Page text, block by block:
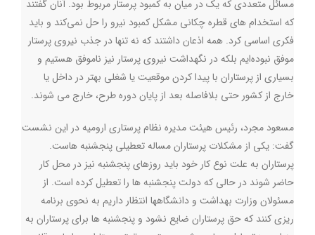
مسائل متعددی که یک در میان به کمبود پرستار مربوط بود. آنان گفتند
که استخدام های قطره چکانی مشکل کمبود نیرو را حل نمی‌کند و باید
فکری اساسی کرد. همه اذعان داشتند که نه تنها در جذب نیروی پرستار
موفق نبوده‌ایم بلکه در نگهداشت نیروی پرستار نیز ناموفق هستیم و
بسیاری از پرستاران با پیدا کردن موقعیت یا شغلی بهتر در داخل یا
خارج از کشور حتی بلافاصله بعد از پایان دوره طرح، خارج می شوند.
مسعود مجرد، رئیس هیئت مدیره نظام پرستاری ارومیه در این نشست
گفت: یکی از مشکلات پرستاران مساله تعطیلی پنجشنبه هاست.
پرستاران به علت نوع کار خود باید روزهای پنجشنبه نیز در محل کار
حاضر شوند در حالی که دولت پنجشنبه ها را تعطیل کرده است. از
مسئولان وزارت بهداشت و دانشگاهها انتظار داریم به نحوی برنامه
ریزی کنند که حق پرستاران ضایع نشود و پنجشنبه ها برای پرستاران به